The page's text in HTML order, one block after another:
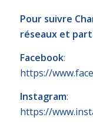
Pour suivre
réseaux et
Facebook:
https://
Instagram:
https://